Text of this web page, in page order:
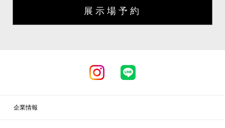
展示場予約
企業情報